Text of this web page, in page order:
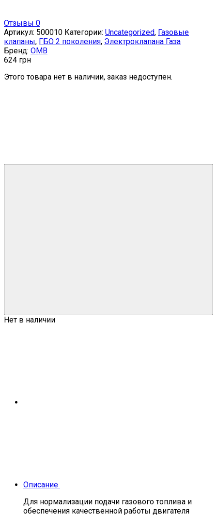
Отзывы 0
Артикул: 500010 Категории: Uncategorized, Газовые
клапаны, ГБО 2 поколения, Электроклапана Газа
Бренд: OMB
624 грн
Этого товара нет в наличии, заказ недоступен.
Нет в наличии
Описание
Для нормализации подачи газового топлива и
обеспечения качественной работы двигателя